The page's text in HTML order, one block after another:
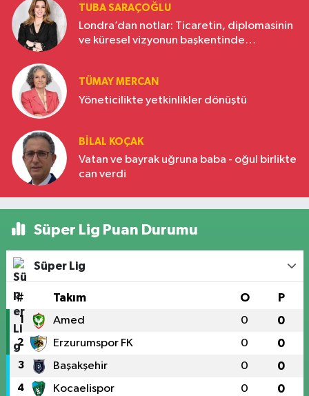
TUBA SARAÇOĞLU
Londra’dan notlar: Ticaretin, diplomasinin
ve küresel vizyonun başkentinde
TÜMAY MERCAN
Yöneticilikte yetkinlikler dönüştü
BILAL KOÇAK
Vatan ve bayrak uğruna baba - oğul birlikte
can verdi
Süper Lig Puan Durumu
Süper Lig
# Takım O P
1 Amed 0 0
2 Erzurumspor FK 0 0
3 Başakşehir 0 0
4 Kocaelispor 0 0